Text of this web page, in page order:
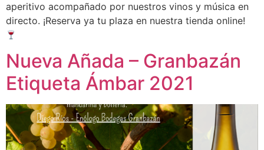
aperitivo acompañado por nuestros vinos y música en
directo. ¡Reserva ya tu plaza en nuestra tienda online!
Nueva Añada – Granbazán
Etiqueta Ámbar 2021